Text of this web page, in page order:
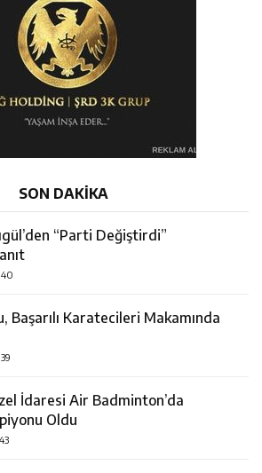
SON DAKİKA
“Parti Değiştirdi”
Başarılı Karatecileri Makamında
İdaresi Air Badminton’da
Oldu